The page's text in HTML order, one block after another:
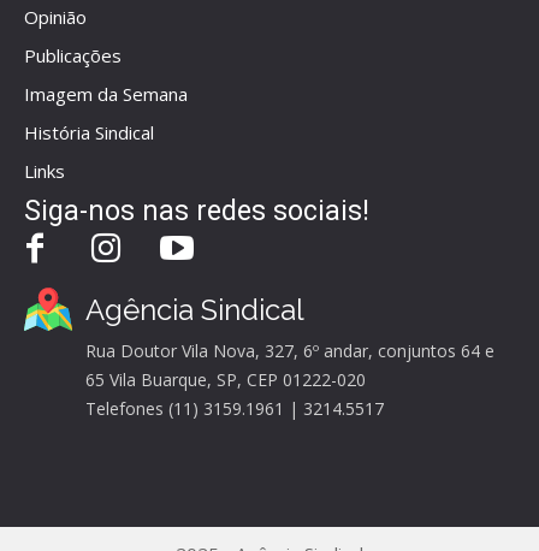
Opinião
Publicações
Imagem da Semana
História Sindical
Links
Siga-nos nas redes sociais!
Agência Sindical
Rua Doutor Vila Nova, 327, 6º andar, conjuntos 64 e
65 Vila Buarque, SP, CEP 01222-020
Telefones (11) 3159.1961 | 3214.5517